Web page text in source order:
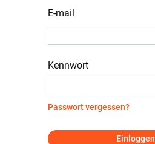
E-mail
Kennwort
Passwort vergessen?
Einloggen